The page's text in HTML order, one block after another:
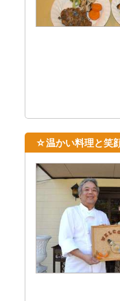
☆温かい料理と笑